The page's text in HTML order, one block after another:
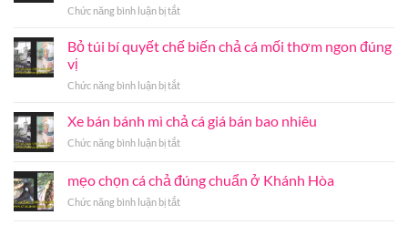
Chức năng bình luận bị tắtở
yếu
diện
vị
cấp
cá
Bỏ túi bí quyết chế biến chả cá mối thơm ngon đúng
vị
Chức năng bình luận bị tắtở
túi
quyết
biến
cá
Xe bán bánh mì chả cá giá bán bao nhiêu
Chức năng bình luận bị tắtở
bán
bánh
mì
mẹo chọn cá chả đúng chuẩn ở Khánh Hòa
Chức năng bình luận bị tắtở